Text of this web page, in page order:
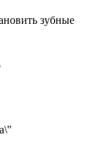
зубные